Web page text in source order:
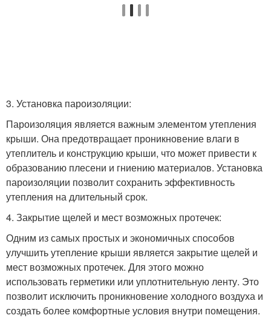
3. Установка пароизоляции:
Пароизоляция является важным элементом утепления
крыши. Она предотвращает проникновение влаги в
утеплитель и конструкцию крыши, что может привести к
образованию плесени и гниению материалов. Установка
пароизоляции позволит сохранить эффективность
утепления на длительный срок.
4. Закрытие щелей и мест возможных протечек:
Одним из самых простых и экономичных способов
улучшить утепление крыши является закрытие щелей и
мест возможных протечек. Для этого можно
использовать герметики или уплотнительную ленту. Это
позволит исключить проникновение холодного воздуха и
создать более комфортные условия внутри помещения.